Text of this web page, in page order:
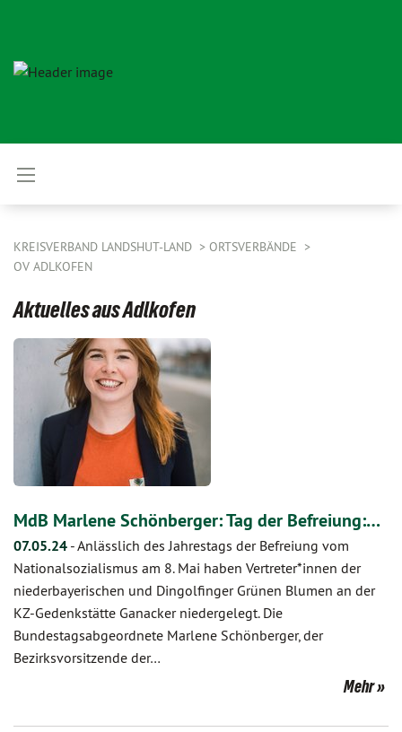
KREISVERBAND LANDSHUT-LAND
ORTSVERBÄNDE
OV ADLKOFEN
Aktuelles aus Adlkofen
MdB Marlene Schönberger: Tag der Befreiung:…
07.05.24 -Anlässlich des Jahrestags der Befreiung vom
Nationalsozialismus am 8. Mai haben Vertreter*innen der
niederbayerischen und Dingolfinger Grünen Blumen an der
KZ-Gedenkstätte Ganacker niedergelegt. Die
Bundestagsabgeordnete Marlene Schönberger, der
Bezirksvorsitzende der…
Mehr